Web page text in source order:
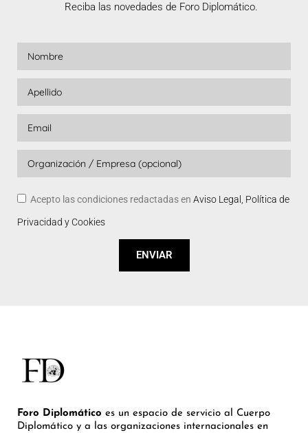
Reciba las novedades de Foro Diplomático.
Acepto las condiciones redactadas en Aviso Legal, Política de
Privacidad y Cookies
ENVIAR
Foro Diplomático es un espacio de servicio al Cuerpo
Diplomático y a las organizaciones internacionales en